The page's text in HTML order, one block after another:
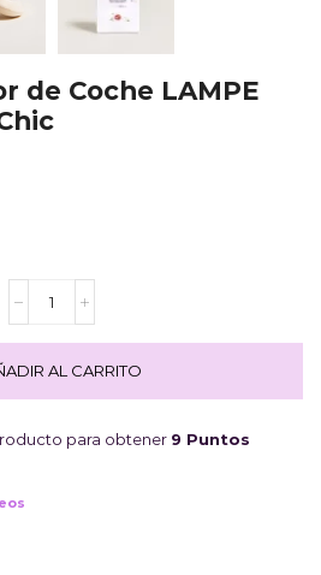
de Coche LAMPE
Difusor
LAMPE
BERGER
Chic
AL CARRITO
para obtener 9 Puntos